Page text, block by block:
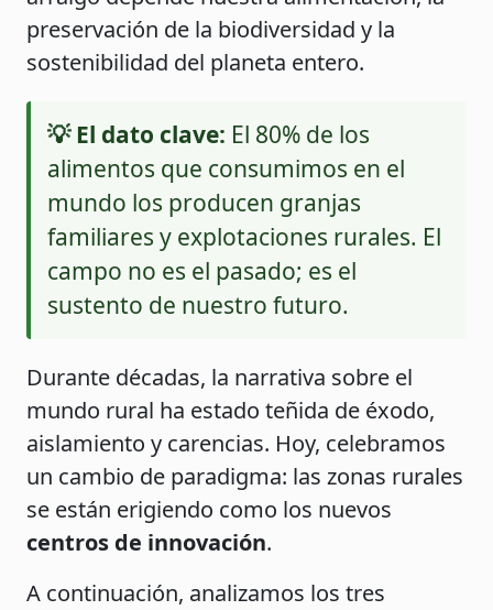
preservación de la biodiversidad y la
sostenibilidad del planeta entero.
💡 El dato clave: El 80% de los
alimentos que consumimos en el
mundo los producen granjas
familiares y explotaciones rurales. El
campo no es el pasado; es el
sustento de nuestro futuro.
Durante décadas, la narrativa sobre el
mundo rural ha estado teñida de éxodo,
aislamiento y carencias. Hoy, celebramos
un cambio de paradigma: las zonas rurales
se están erigiendo como los nuevos
centros de innovación.
A continuación, analizamos los tres